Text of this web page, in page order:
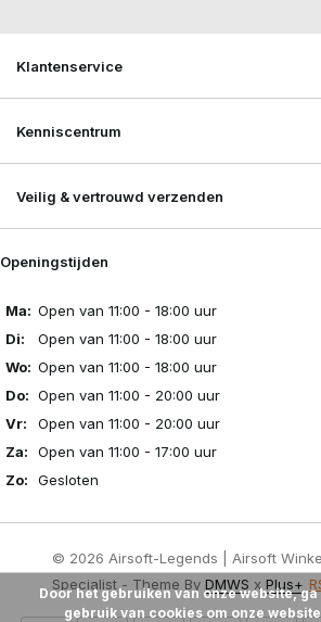
Klantenservice
Kenniscentrum
Veilig & vertrouwd verzenden
Openingstijden
Ma: Open van 11:00 - 18:00 uur
Di:
Open van 11:00 - 18:00 uur
Wo: Open van 11:00 - 18:00 uur
Do: Open van 11:00 - 20:00 uur
Vr:
Open van 11:00 - 20:00 uur
Za:
Open van 11:00 - 17:00 uur
Zo:
Gesloten
© 2026 Airsoft-Legends | Airsoft
Specialist - Theme By DMWS x Plus+
Door het gebruiken van onze website,
gebruik van cookies om onze